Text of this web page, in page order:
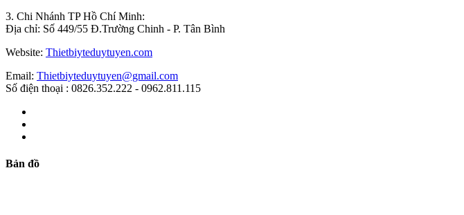
3. Chi Nhánh TP Hồ Chí Minh:
Địa chỉ: Số 449/55 Đ.Trường Chinh - P. Tân Bình
Website: Thietbiyteduytuyen.com
Email: Thietbiyteduytuyen@gmail.com
Số điện thoại : 0826.352.222 - 0962.811.115
Bản đồ